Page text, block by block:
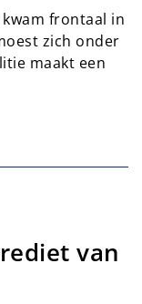
frontaal in
zich onder
maakt een
van